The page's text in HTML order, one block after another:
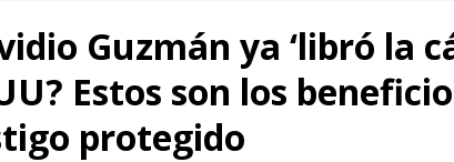
energía limpia en Tamaulipas
ESTADOS
[ 6 agosto, 2026 ] A Estado no le importan las
[ 6 agosto, 2026 ]
Escobedo realiza obras que generan
Guzmán ya ‘libró la
Estos son los
protegido